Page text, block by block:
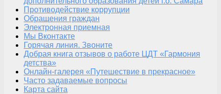
Противодействие коррупции
Обращения граждан
Электронная приемная
Мы Вконтакте
Горячая линия. Звоните
Добрая книга отзывов о работе ЦДТ «Гармония
детства»
Онлайн-галерея «Путешествие в прекрасное»
Часто задаваемые вопросы
Карта сайта